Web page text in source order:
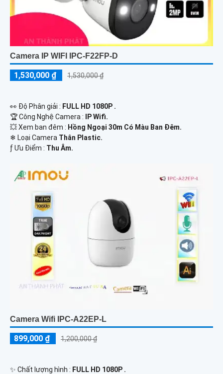
Camera IP WIFI IPC-F22FP-D
1,530,000 ₫ 1,530,000 ₫
️👀 Độ Phân giải : FULL HD 1080P .
🏆 Công Nghệ Camera :
IP Wifi.
💥 Xem ban đêm : Hồng Ngoại 30m Có Màu Ban Đêm.
❄ Loại Camera Thân Plastic.
️ƒ Ưu Điểm : Thu Âm.
Camera Wifi IPC-A22EP-L
899,000 ₫ 1,200,000 ₫
✨ Chất lượng hình : FULL HD 1080P .